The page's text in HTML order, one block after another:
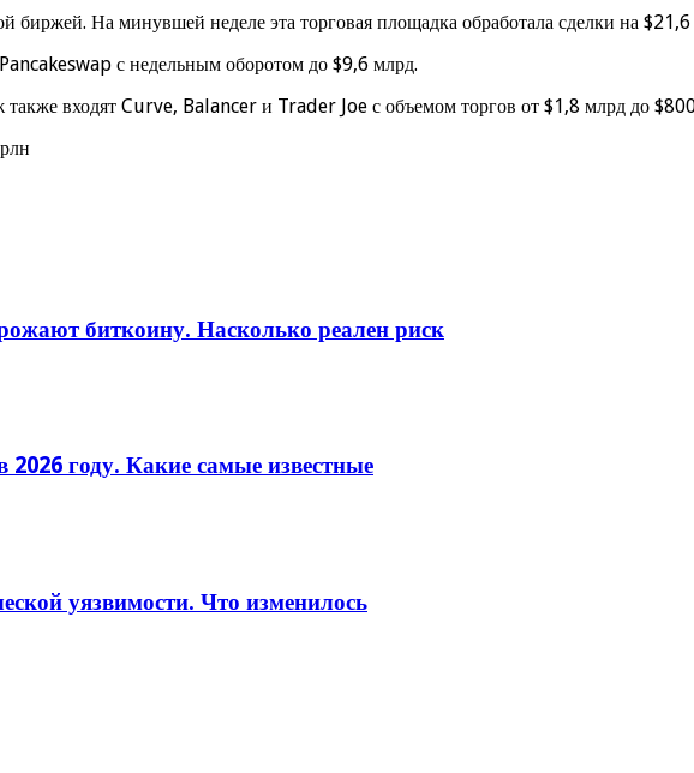
биржей. На минувшей неделе эта торговая площадка обработала сделки на
с недельным оборотом до $9,6 млрд.
входят Curve, Balancer и Trader Joe с объемом торгов от $1,8 млрд до
биткоину. Насколько реален риск
году. Какие самые известные
уязвимости. Что изменилось